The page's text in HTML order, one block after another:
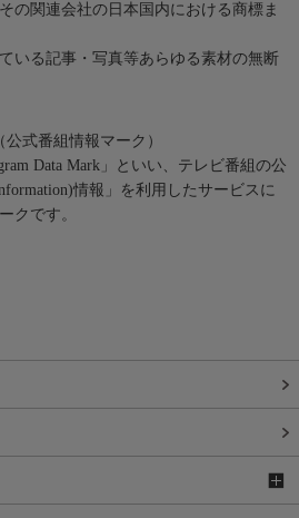
の関連会社の日本国内における商標ま
いる記事・写真等あらゆる素材の無断
式番組情報マーク）
Data Mark」といい、テレビ番組の公
情報」を利用したサービスに
クです。